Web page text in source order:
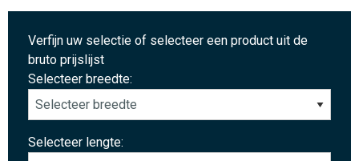
Verfijn uw selectie of selecteer een product uit de
bruto prijslijst
Selecteer breedte:
Selecteer lengte: